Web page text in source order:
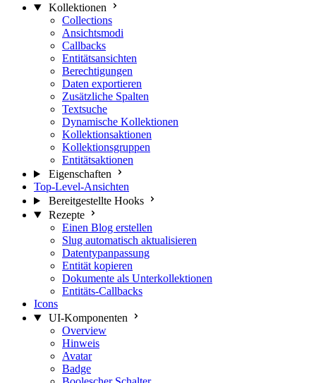
Kollektionen
Collections
Ansichtsmodi
Callbacks
Entitätsansichten
Berechtigungen
Daten exportieren
Zusätzliche Spalten
Textsuche
Dynamische Kollektionen
Kollektionsaktionen
Kollektionsgruppen
Entitätsaktionen
Eigenschaften
Top-Level-Ansichten
Bereitgestellte Hooks
Rezepte
Einen Blog erstellen
Slug automatisch aktualisieren
Datentypanpassung
Entität kopieren
Dokumente als Unterkollektionen
Entitäts-Callbacks
Icons
UI-Komponenten
Overview
Hinweis
Avatar
Badge